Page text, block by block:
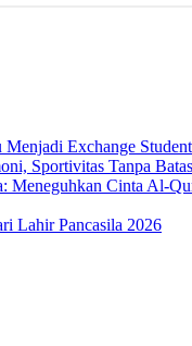
Exchange
Sportivitas Tanpa Batas
Meneguhkan Cinta Al-
Lahir Pancasila 2026